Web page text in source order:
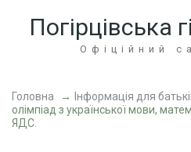
Enter)
Погірцівська
Офіційний
Головна → Інформація для
олімпіад з української мови,
ЯДС.